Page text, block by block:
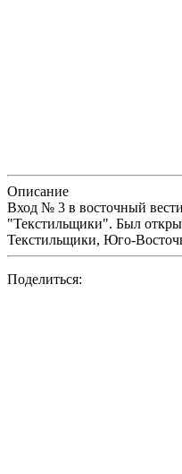
Описание
Вход № 3 в восточный
"Текстильщики". Был
Текстильщики, Юго-
Поделиться: